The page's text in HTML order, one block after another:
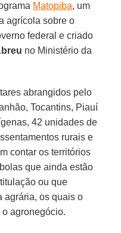
Matopiba, um
agrícola sobre o
federal e criado
no Ministério da
abrangidos pelo
Tocantins, Piauí
42 unidades de
rurais e
contar os territórios
que ainda estão
ou que
agrária, os quais o
agronegócio.